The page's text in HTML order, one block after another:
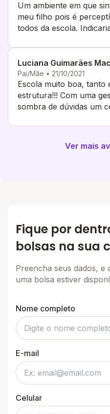
Um ambiente em que
meu filho pois é
todos da escola.
Luciana Guimarães
Pai/Mãe • 21/10/2021
Escola muito boa, tanto
estrutura!!! Com uma
sombra de dúvidas um
Ver mais
Fique por
bolsas na sua
Preencha seus dados, e
uma bolsa estiver
Nome completo
E-mail
Celular